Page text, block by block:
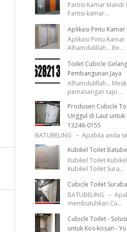
Partisi Kamar Mandi
Partisi kamar...
Aplikasi Pintu Kamar
Aplikasi Pintu Kamar
Alhamdulillah... Be...
Toilet Cubicle
Pembangunan Jaya
Alhamdulillah...
pemasangan tapi ...
Produsen Cubicle
Unggul di Laut untuk
13246-0155
BATUBELING – Apabila anda
Kubikel Toilet
Kubikel Toilet
Kubikel Toilet Sura...
Cubicle Toilet
BATUBELING –
membutuhkan Cu...
Cubicle Toilet -
untuk Kos-kosan -